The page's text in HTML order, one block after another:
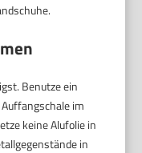
Benutze ein
im
keine Alufolie in
in